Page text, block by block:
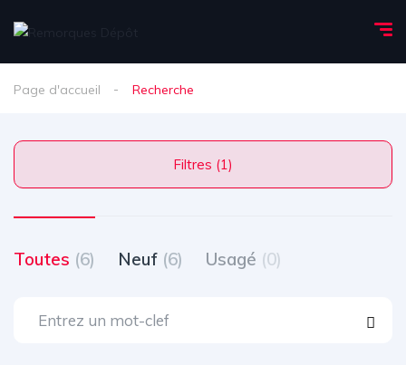
Page d'accueil Recherche
Filtres (1)
Toutes (6) Neuf (6) Usagé (0)